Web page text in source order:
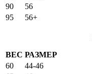
90
56
95
56+
ВЕС РАЗМЕР
60
44-46